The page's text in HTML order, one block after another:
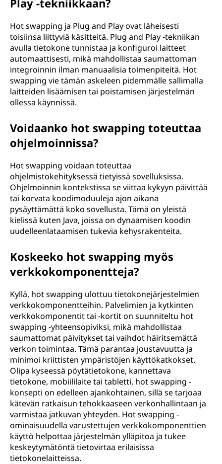
Play -tekniikkaan?
Hot swapping ja Plug and Play ovat läheisesti
toisiinsa liittyviä käsitteitä. Plug and Play -tekniikan
avulla tietokone tunnistaa ja konfiguroi laitteet
automaattisesti, mikä mahdollistaa saumattoman
integroinnin ilman manuaalisia toimenpiteitä. Hot
swapping vie tämän askeleen pidemmälle sallimalla
laitteiden lisäämisen tai poistamisen järjestelmän
ollessa käynnissä.
Voidaanko hot swapping toteuttaa
ohjelmoinnissa?
Hot swapping voidaan toteuttaa
ohjelmistokehityksessä tietyissä sovelluksissa.
Ohjelmoinnin kontekstissa se viittaa kykyyn päivittää
tai korvata koodimoduuleja ajon aikana
pysäyttämättä koko sovellusta. Tämä on yleistä
kielissä kuten Java, joissa on dynaamisen koodin
uudelleenlataamisen tukevia kehysrakenteita.
Koskeeko hot swapping myös
verkkokomponentteja?
Kyllä, hot swapping ulottuu tietokonejärjestelmien
verkkokomponentteihin. Palvelimien ja kytkinten
verkkokomponentit tai -kortit on suunniteltu hot
swapping -yhteensopiviksi, mikä mahdollistaa
saumattomat päivitykset tai vaihdot häiritsemättä
verkon toimintaa. Tämä parantaa joustavuutta ja
minimoi kriittisten ympäristöjen käyttökatkokset.
Olipa kyseessä pöytätietokone, kannettava
tietokone, mobiililaite tai tabletti, hot swapping -
konsepti on edelleen ajankohtainen, sillä se tarjoaa
kätevän ratkaisun tehokkaaseen verkonhallintaan ja
varmistaa jatkuvan yhteyden. Hot swapping -
ominaisuudella varustettujen verkkokomponenttien
käyttö helpottaa järjestelmän ylläpitoa ja tukee
keskeytymätöntä tietovirtaa erilaisissa
tietokonelaitteissa.